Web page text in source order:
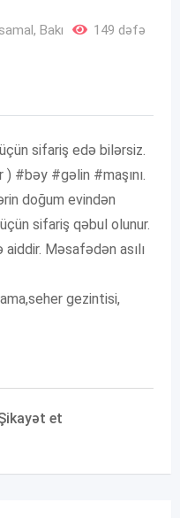
, Bakı
149 dəfə
sifariş edə bilərsiz.
#bəy #gəlin #maşını.
doğum evindən
sifariş qəbul olunur.
Məsafədən asılı
gezintisi,
et